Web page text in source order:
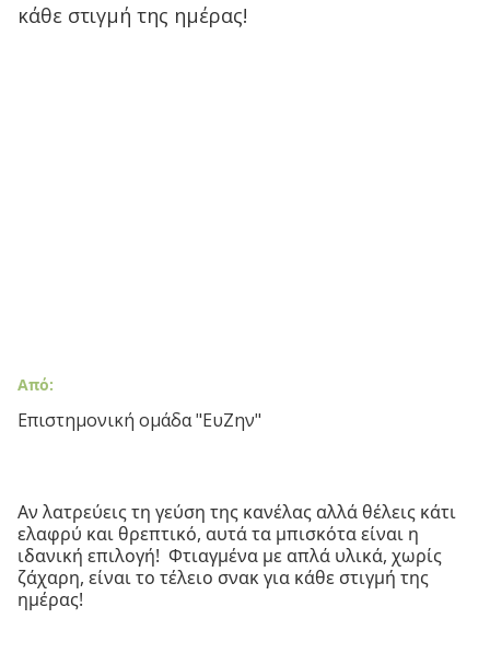
κάθε στιγμή της ημέρας!
Από:
Επιστημονική ομάδα "ΕυΖην"
Αν λατρεύεις τη γεύση της κανέλας αλλά θέλεις κάτι
ελαφρύ και θρεπτικό, αυτά τα μπισκότα είναι η
ιδανική επιλογή! Φτιαγμένα με απλά υλικά, χωρίς
ζάχαρη, είναι το τέλειο σνακ για κάθε στιγμή της
ημέρας!